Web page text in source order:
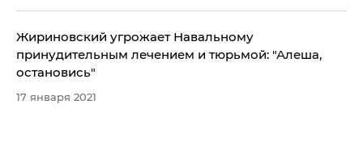
​Жириновский угрожает Навальному
принудительным лечением и тюрьмой: "Алеша,
остановись"
17 января 2021